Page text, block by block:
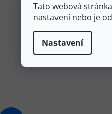
Tato webová
nastavení nebo je
Nastavení